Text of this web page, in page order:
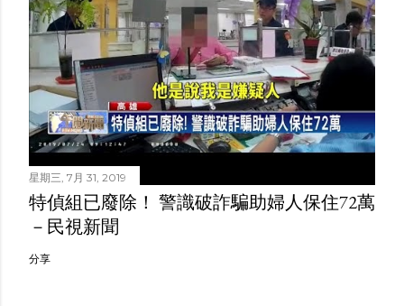
星期三, 7月 31, 2019
特偵組已廢除！ 警識破詐騙助婦人保住72萬
－民視新聞
分享